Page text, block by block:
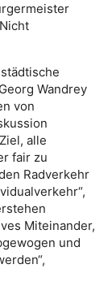
Wandrey
von
alle
fair zu
Radverkehr
Miteinander,
und